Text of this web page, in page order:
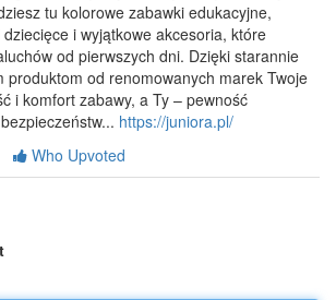
tu kolorowe zabawki edukacyjne,
i wyjątkowe akcesoria, które
od pierwszych dni. Dzięki starannie
produktom od renomowanych marek Twoje
i komfort zabawy, a Ty – pewność
https://juniora.pl/
Who Upvoted